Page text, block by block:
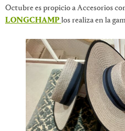
Octubre es propicio a Accesorios
LONGCHAMPlos realiza en la